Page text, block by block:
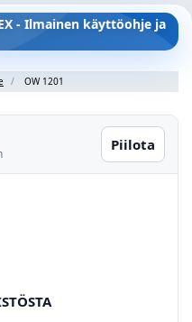
- Ilmainen käyttöohje ja
OW 1201
Piilota